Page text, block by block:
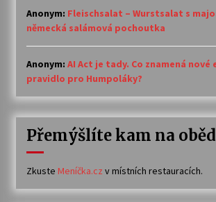
Anonym: Fleischsalat – Wurstsalat s
německá salámová pochoutka
Anonym: AI Act je tady. Co znamená nové
pravidlo pro Humpoláky?
Přemýšlíte kam na
Zkuste Meníčka.cz v místních restauracích.